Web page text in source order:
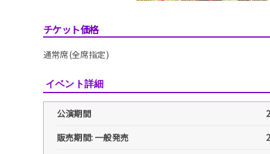
チケット価格
通常席(全席指定)
イベント詳細
公演期間
販売期間: 一般発売